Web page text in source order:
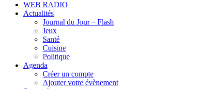
WEB RADIO
Actualités
Journal du Jour – Flash
Jeux
Santé
Cuisine
Politique
Agenda
Créer un compte
Ajouter votre évènement